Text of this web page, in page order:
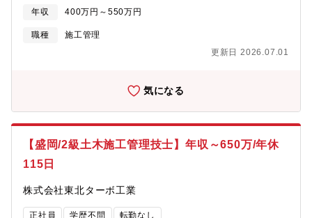
も徹底し、過去の健康被害もゼロです。 ・案件はほとんど仙台
近辺で、地域に根差して働くことができます。 ・年次や職種に
応じて研修制度を実施。業務上で必要な免許・資格等のスキルア
年収 400万円～550万円
職種
施工管理
更新日 2026.07.01
気になる
【盛岡/2級土木施工管理技士】年収～650万/年休
115日
株式会社東北ターボ工業
正社員 学歴不問 転勤なし